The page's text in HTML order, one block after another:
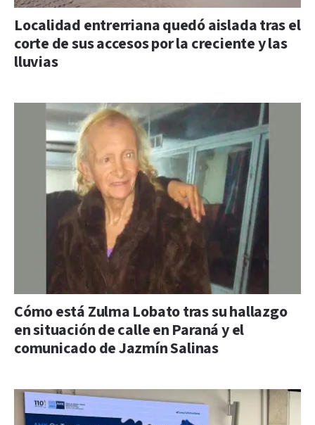
Localidad entrerriana quedó aislada tras el
corte de sus accesos por la creciente y las
lluvias
Cómo está Zulma Lobato tras su hallazgo
en situación de calle en Paraná y el
comunicado de Jazmín Salinas